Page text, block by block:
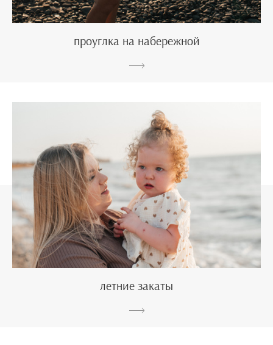
проуглка на набережной
летние закаты